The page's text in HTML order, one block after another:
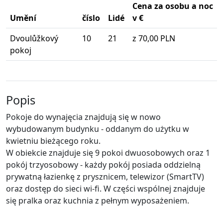
Umění číslo Lidé
Cena za osobu a noc
v €
Dvoulůžkový
pokoj
10 21 z 70,00 PLN
Popis
Pokoje do wynajęcia znajdują się w nowo
wybudowanym budynku - oddanym do użytku w
kwietniu bieżącego roku.
W obiekcie znajduje się 9 pokoi dwuosobowych oraz 1
pokój trzyosobowy - każdy pokój posiada oddzielną
prywatną łazienkę z prysznicem, telewizor (SmartTV)
oraz dostęp do sieci wi-fi. W części wspólnej znajduje
się pralka oraz kuchnia z pełnym wyposażeniem.